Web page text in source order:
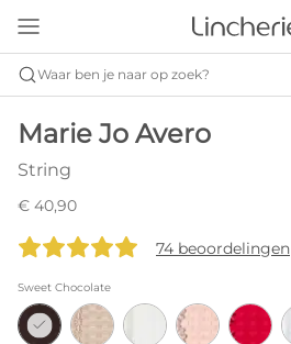
Waar ben je naar op zoek?
Marie Jo Avero
String
€ 40,90
74 beoordelingen
Sweet Chocolate